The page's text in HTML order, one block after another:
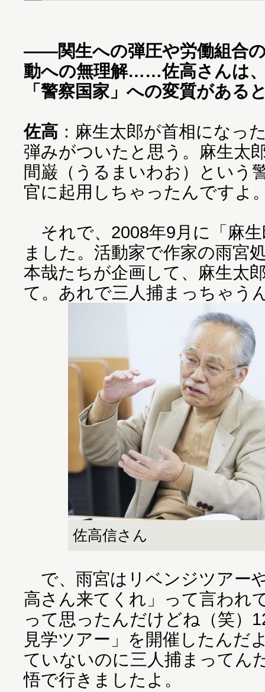
――関生への弾圧や労働組合
動への無理解……佐高さんは
「警察国家」への変質がある
佐高 ：麻生太郎が首相になっ
弾みがついたと思う。麻生太
間巌（うるまいわお）という
官に起用しちゃったんですよ
それで、2008年9月に「麻
ました。活動家で作家の雨宮
本哉たちが企画して、麻生太
佐高信さん
で、雨宮はリベンジツアー
高さん来てくれ」って言われ
って思ったんだけどね（笑）
見学ツアー」を開催したんだ
ていないのに三人捕まってん
悟で行きましたよ。